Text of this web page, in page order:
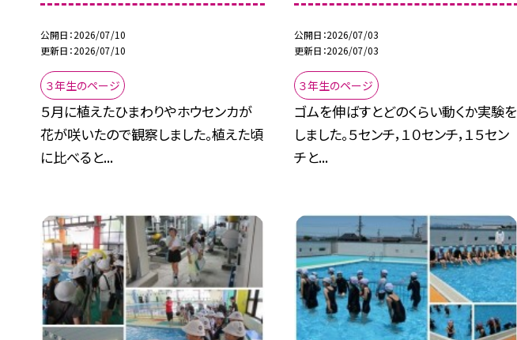
公開日 2026/07/10
更新日 2026/07/10
３年生のページ
５月に植えたひまわりやホウセンカが
花が咲いたので観察しました。植えた頃
に比べると...
公開日 2026/07/03
更新日 2026/07/03
３年生のページ
ゴムを伸ばすとどのくらい動くか実験を
しました。５センチ，１０センチ，１５セン
チと...